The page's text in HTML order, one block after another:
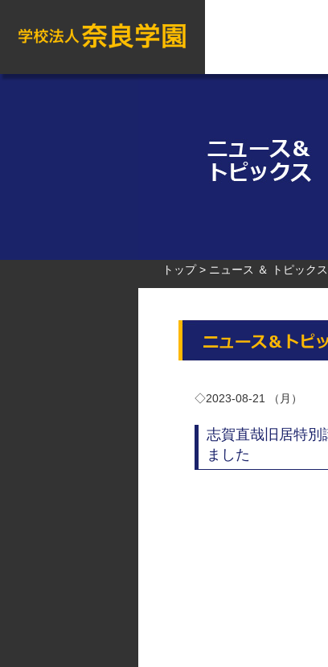
トップ ニュース ＆ トピックス
◇2023-08-21 （月）
志賀直哉旧居特別
ました